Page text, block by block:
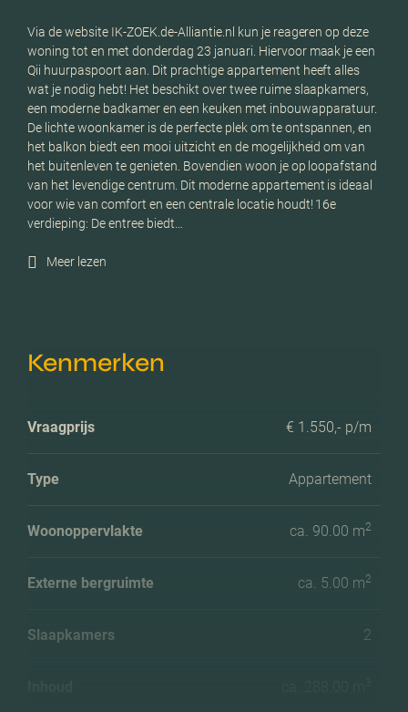
Via de website IK-ZOEK.de-Alliantie.nl kun je reageren op deze
woning tot en met donderdag 23 januari. Hiervoor maak je een
Qii huurpaspoort aan. Dit prachtige appartement heeft alles
wat je nodig hebt! Het beschikt over twee ruime slaapkamers,
een moderne badkamer en een keuken met inbouwapparatuur.
De lichte woonkamer is de perfecte plek om te ontspannen, en
het balkon biedt een mooi uitzicht en de mogelijkheid om van
het buitenleven te genieten. Bovendien woon je op loopafstand
van het levendige centrum. Dit moderne appartement is ideaal
voor wie van comfort en een centrale locatie houdt! 16e
verdieping: De entree biedt…
Meer lezen
Kenmerken
Vraagprijs € 1.550,- p/m
Type Appartement
Woonoppervlakte ca. 90.00 m2
Externe bergruimte ca. 5.00 m2
Slaapkamers 2